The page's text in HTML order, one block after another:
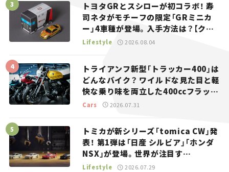
トヨタGRとスシローが初コラボ！ 寿
司ネタがモチーフの限定「GRミニカ
ー」4車種が登場。入手方法は？【クル
マとホビー】
Lifestyle 2026.08.04
トライアンフ新型「トラッカー400」は
どんなバイク？ ワイルドな見た目と軽
快な乗り味を両立した400ccフラット
トラッカー【試乗レビュー】
Cars 2026.07.31
トミカが新シリーズ「tomica CW」発
表！ 第1弾は「日産 シルビア」「ホンダ
NSX」が登場。世界が注目す
る“JDM”に焦点【クルマとホビー】
Lifestyle 2026.07.29